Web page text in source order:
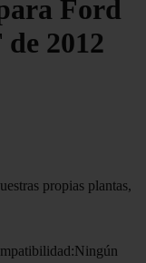
Ford
2012
propias plantas,
Ningún